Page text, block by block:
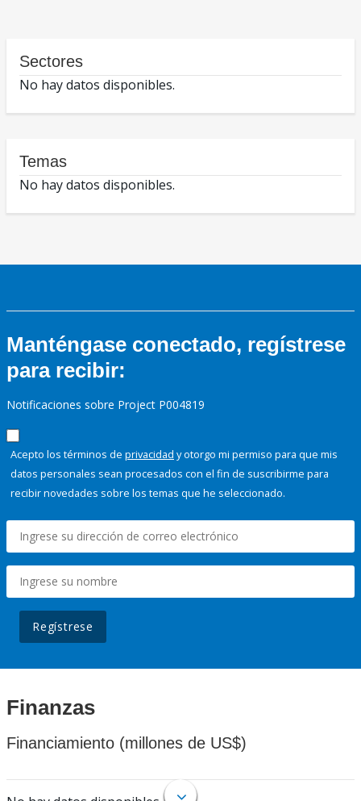
Sectores
No hay datos disponibles.
Temas
No hay datos disponibles.
Manténgase conectado, regístrese
para recibir:
Notificaciones sobre Project P004819
Acepto los términos de privacidad y otorgo mi permiso para que mis
datos personales sean procesados con el fin de suscribirme para
recibir novedades sobre los temas que he seleccionado.
Regístrese
Finanzas
Financiamiento (millones de US$)